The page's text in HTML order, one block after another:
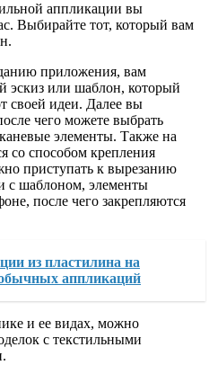
аппликации вы
Выбирайте тот, который вам
приложения, вам
эскиз или шаблон, который
своей идеи. Далее вы
чего можете выбрать
элементы. Также на
со способом крепления
приступать к вырезанию
с шаблоном, элементы
после чего закрепляются
из пластилина на
аппликаций
и ее видах, можно
с текстильными